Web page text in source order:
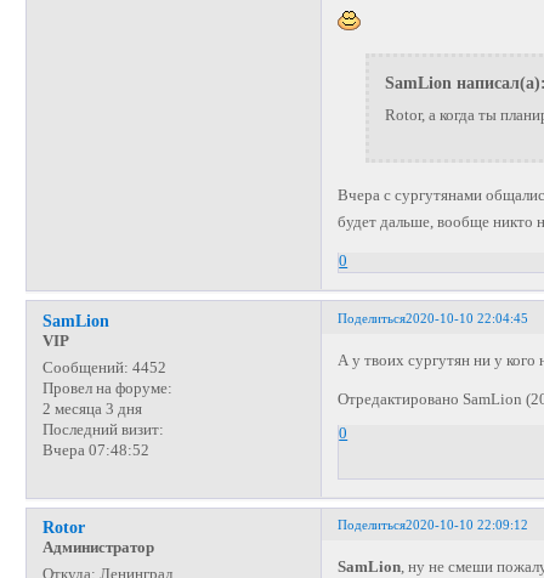
SamLion
Rotor, а когда ты
Вчера с сургутянами
будет дальше, вообще никто
0
Поделиться2020-10-10 22:04:45
SamLion
VIP
Сообщений: 4452
Провел на форуме:
2 месяца 3 дня
Последний визит:
Вчера 07:48:52
А у твоих сургутян ни у
Отредактировано SamLion
0
Поделиться2020-10-10 22:09:12
Rotor
Администратор
SamLion, ну не смеши